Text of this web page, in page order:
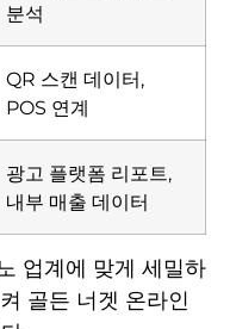
분석
QR 스캔 데이터,
POS 연계
광고 플랫폼 리포트,
내부 매출 데이터
업계에 맞게 세밀하
골든 너겟 온라인